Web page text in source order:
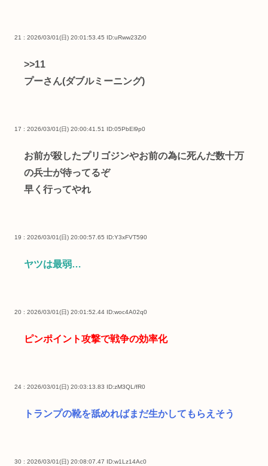
21 : 2026/03/01(日) 20:01:53.45 ID:uRww23Zr0
>>11
プーさん(ダブルミーニング)
17 : 2026/03/01(日) 20:00:41.51 ID:05PbEl9p0
お前が殺したプリゴジンやお前の為に死んだ数十万
の兵士が待ってるぞ
早く行ってやれ
19 : 2026/03/01(日) 20:00:57.65 ID:Y3xFVT590
ヤツは最弱…
20 : 2026/03/01(日) 20:01:52.44 ID:woc4A02q0
ピンポイント攻撃で戦争の効率化
24 : 2026/03/01(日) 20:03:13.83 ID:zM3QL/fR0
トランプの靴を舐めればまだ生かしてもらえそう
30 : 2026/03/01(日) 20:08:07.47 ID:w1Lz14Ac0